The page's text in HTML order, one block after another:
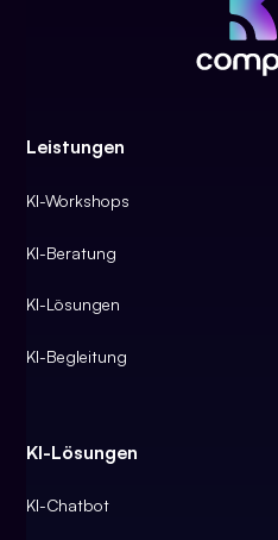
Leistungen
KI-Workshops
KI-Beratung
KI-Lösungen
KI-Begleitung
KI-Lösungen
KI-Chatbot